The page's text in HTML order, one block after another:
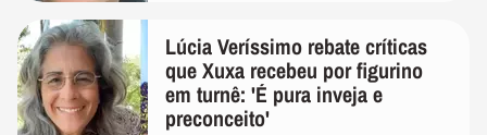
Lúcia Veríssimo rebate críticas
que Xuxa recebeu por figurino
em turnê: 'É pura inveja e
preconceito'